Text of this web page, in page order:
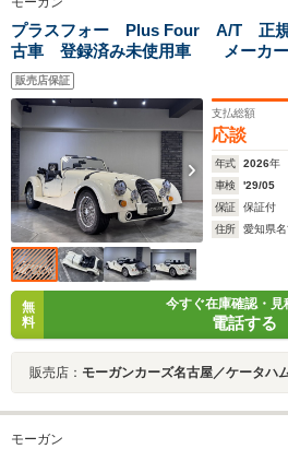
プラスフォー Plus Four A/T 正規
古車 登録済み未使用車 メーカ
ト ポリッシュドワイヤーホイル シ
コン スポットライト ラゲージラッ
販売店保証
支払総額
応談
年式 2026年
車検
'29/05
保証
保証付
住所
愛知県
無
料
今すぐ在庫確認・見
電話する
販売店： モーガンカーズ名古屋／ケータハム名古屋（
モーガン